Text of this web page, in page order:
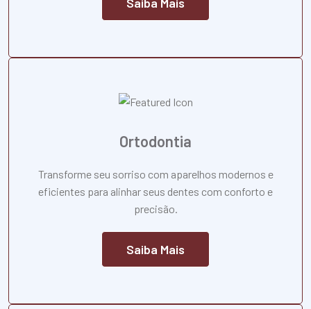
Ortodontia
Transforme seu sorriso com aparelhos modernos e
eficientes para alinhar seus dentes com conforto e
precisão.
Saiba Mais